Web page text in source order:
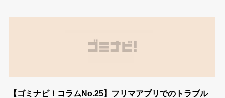
【ゴミナビ！コラムNo.25】フリマアプリでのトラブル